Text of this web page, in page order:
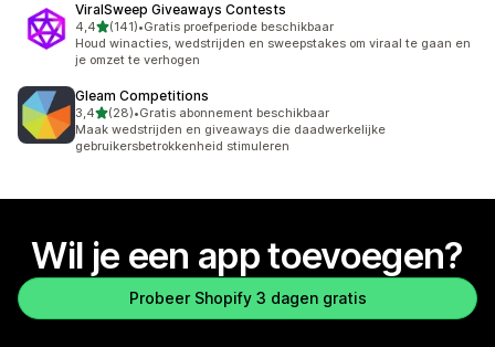
ViralSweep Giveaways Contests
4,4van 5 sterren
(141)
141 recensies in totaal
•Gratis proefperiode beschikbaar
Houd winacties, wedstrijden en sweepstakes om viraal te gaan en
je omzet te verhogen
Gleam Competitions
3,4van 5 sterren
(28)
28 recensies in totaal
•Gratis abonnement beschikbaar
Maak wedstrijden en giveaways die daadwerkelijke
gebruikersbetrokkenheid stimuleren
Wil je een app toevoegen?
Probeer Shopify 3 dagen gratis